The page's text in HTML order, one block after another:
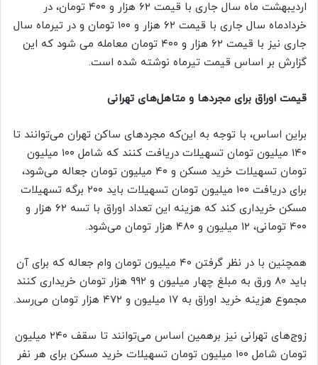
اردیبهشت ماه سال جاری با قیمت ۶۲ هزار و ۴۰۰ تومان، در
خردادماه سال جاری با قیمت ۶۲ هزار و ۱۰۰ تومان و در تیرماه سال
جاری نیز با قیمت ۶۲ هزار و ۴۰۰ تومان معامله می شود که این
گزارش بر اساس قیمت تیرماه نوشته شده است.
قیمت اوراق برای مجردها و متاهل‌های تهرانی
براین اساس، با توجه به این‌که مجردهای ساکن تهران می‌توانند تا
۱۴۰ میلیون تومان تسهیلات دریافت کنند که شامل ۱۰۰ میلیون
تومان تسهیلات خرید مسکن و ۴۰ میلیون تومان جعاله می‌شود،
برای دریافت ۱۰۰ میلیون تومان تسهیلات باید ۲۰۰ برگه تسهیلات
مسکن خریداری کند که هزینه این تعداد اوراق با تسه ۶۲ هزار و
۴۰۰ تومانی، ۱۲ میلیون و ۴۸۰ هزار تومان می‌شود.
همچنین با در نظر گرفتن ۴۰ میلیون تومان وام جعاله که برای آن
باید ۸۰ ورق به مبلغ چهار میلیون و ۹۹۲ هزار تومان خریداری کنند
مجموع هزینه خرید اوراق به ۱۷ میلیون و ۴۷۲ هزار تومان می‌رسد.
زوج‌های تهرانی نیز برهمین اساس می‌توانند تا سقف ۲۴۰ میلیون
تومان شامل ۱۰۰ میلیون تومان تسهیلات خرید مسکن برای هر نفر